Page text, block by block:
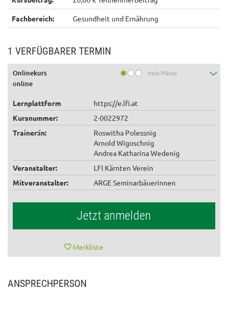
Fachbereich: Gesundheit und Ernährung
1 VERFÜGBARER TERMIN
Onlinekurs freie Plätze
online
Lernplattform
https://e.lfi.at
Kursnummer:
2-0022972
Trainer:in:
Roswitha Polessnig
Arnold Wigoschnig
Andrea Katharina Wedenig
Veranstalter:
LFI Kärnten Verein
Mitveranstalter:
ARGE Seminarbäuerinnen
Jetzt anmelden
Merkliste
ANSPRECHPERSON